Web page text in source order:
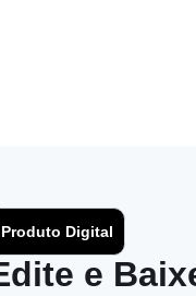
Produto Digital
e